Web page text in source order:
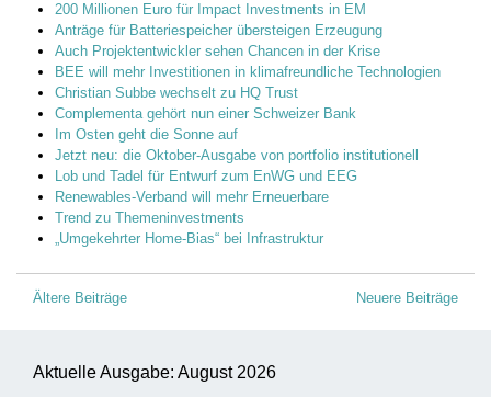
200 Millionen Euro für Impact Investments in EM
Anträge für Batteriespeicher übersteigen Erzeugung
Auch Projektentwickler sehen Chancen in der Krise
BEE will mehr Investitionen in klimafreundliche Technologien
Christian Subbe wechselt zu HQ Trust
Complementa gehört nun einer Schweizer Bank
Im Osten geht die Sonne auf
Jetzt neu: die Oktober-Ausgabe von portfolio institutionell
Lob und Tadel für Entwurf zum EnWG und EEG
Renewables-Verband will mehr Erneuerbare
Trend zu Themeninvestments
„Umgekehrter Home-Bias“ bei Infrastruktur
Beitragsnavigation
Ältere Beiträge Neuere Beiträge
Aktuelle Ausgabe: August 2026